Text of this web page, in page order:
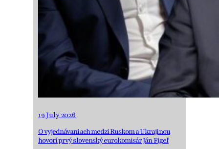
19 July 2026
O vyjednávaniach medzi Ruskom a Ukrajinou
hovorí prvý slovenský eurokomisár Ján Figeľ